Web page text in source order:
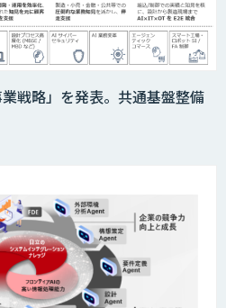
戦略」を発表。共通基盤整備